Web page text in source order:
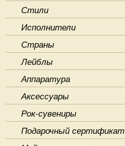
Стили
Исполнители
Страны
Лейблы
Аппаратура
Аксессуары
Рок-сувениры
Подарочный сертификат